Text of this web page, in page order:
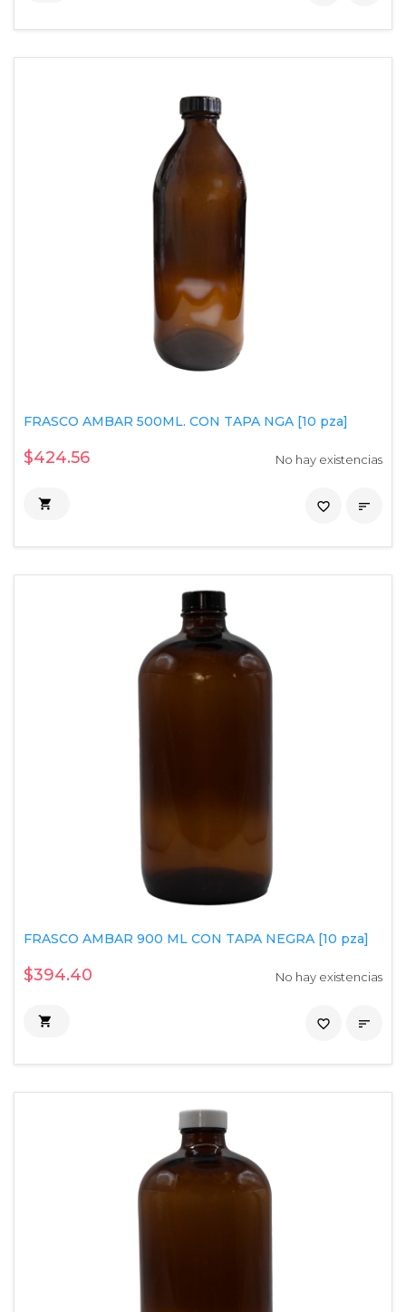
FRASCO AMBAR 500ML. CON TAPA NGA [10 pza]
$424.56 No hay existencias
 
favorite_border
FRASCO AMBAR 900 ML CON TAPA NEGRA [10 pza]
$394.40 No hay existencias
 
favorite_border